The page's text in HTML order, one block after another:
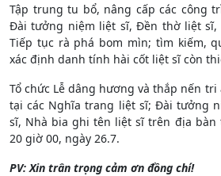
Tập trung tu bổ, nâng cấp các công
Đài tưởng niệm liệt sĩ, Đền thờ liệt
Tiếp tục rà phá bom mìn; tìm kiếm,
xác định danh tính hài cốt liệt sĩ còn
Tổ chức Lễ dâng hương và thắp nến
tại các Nghĩa trang liệt sĩ; Đài tưởng
sĩ, Nhà bia ghi tên liệt sĩ trên địa bàn
20 giờ 00, ngày 26.7.
PV: Xin trân trọng cảm ơn đồng chí!